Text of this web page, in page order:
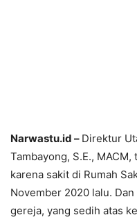
Narwastu.id – Direktur
Tambayong, S.E.,
karena sakit di Rumah
November 2020 lalu.
gereja, yang sedih atas